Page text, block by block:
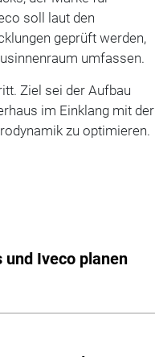
soll laut den
geprüft werden,
umfassen.
Ziel sei der Aufbau
im Einklang mit der
zu optimieren.
und Iveco planen